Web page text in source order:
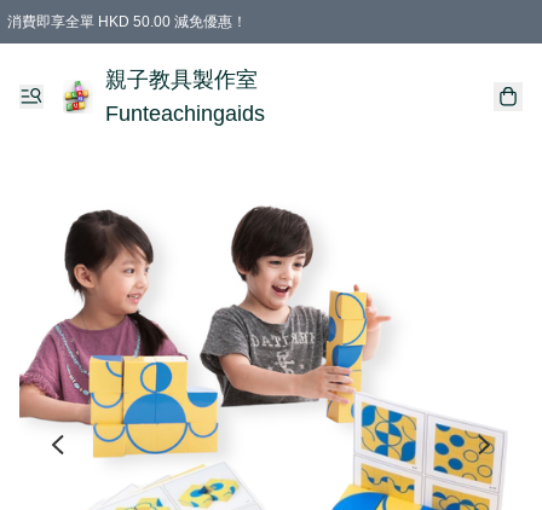
消費即享全單 HKD 50.00 減免優惠！
購物滿 HKD 699.00即享免運費優惠！（適用於 特定的送貨方式 )
凡購物滿HKD 699.00，即享免費禮品
親子教具製作室
Funteachingaids